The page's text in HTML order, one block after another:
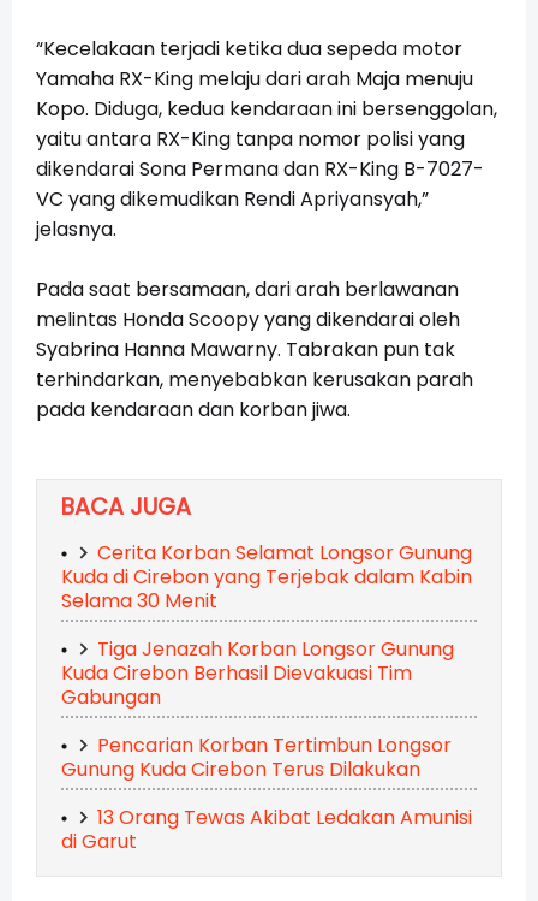
“Kecelakaan terjadi ketika dua sepeda motor
Yamaha RX-King melaju dari arah Maja menuju
Kopo. Diduga, kedua kendaraan ini bersenggolan,
yaitu antara RX-King tanpa nomor polisi yang
dikendarai Sona Permana dan RX-King B-7027-
VC yang dikemudikan Rendi Apriyansyah,”
jelasnya.
Pada saat bersamaan, dari arah berlawanan
melintas Honda Scoopy yang dikendarai oleh
Syabrina Hanna Mawarny. Tabrakan pun tak
terhindarkan, menyebabkan kerusakan parah
pada kendaraan dan korban jiwa.
BACA JUGA
Cerita Korban Selamat Longsor Gunung
Kuda di Cirebon yang Terjebak dalam Kabin
Selama 30 Menit
Tiga Jenazah Korban Longsor Gunung
Kuda Cirebon Berhasil Dievakuasi Tim
Gabungan
Pencarian Korban Tertimbun Longsor
Gunung Kuda Cirebon Terus Dilakukan
13 Orang Tewas Akibat Ledakan Amunisi
di Garut